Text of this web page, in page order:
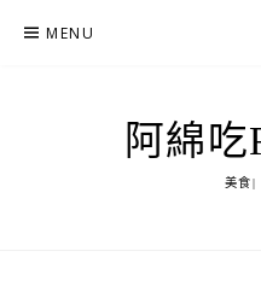
MENU
阿綿
美食|